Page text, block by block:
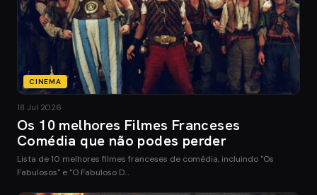
CINEMA
18 Jul 2026
Os 10 melhores Filmes Franceses
Comédia que não podes perder
Lista de 10 melhores filmes franceses de comédia, incluindo "Os
Fabulosos" e "O Fabuloso D…